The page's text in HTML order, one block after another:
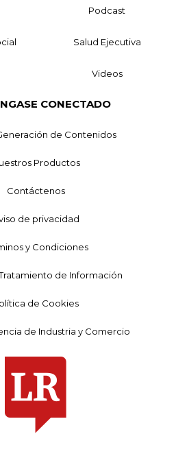
Podcast
Salud Ejecutiva
Videos
CONECTADO
de Contenidos
Productos
Contáctenos
de privacidad
y Condiciones
de Información
de Cookies
de Industria y Comercio